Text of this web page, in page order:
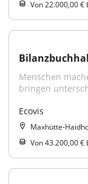
Von 22.000,00 €
Menschen
bringen
Ecovis
Maxhütte-
Von 43.200,00 €